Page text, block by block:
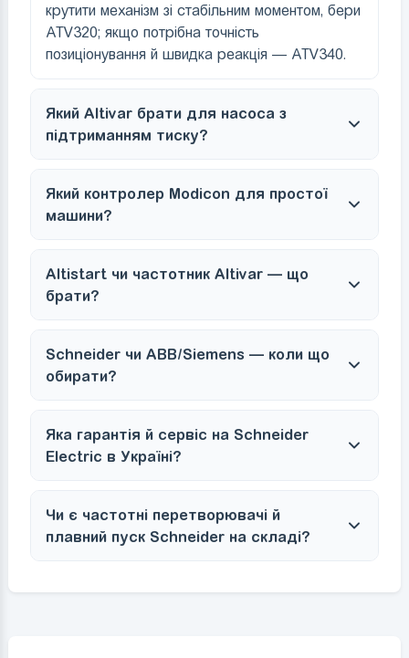
крутити механізм зі стабільним моментом, бери
ATV320; якщо потрібна точність
позиціонування й швидка реакція — ATV340.
Який Altivar брати для насоса з
підтриманням тиску?
Який контролер Modicon для простої
машини?
Altistart чи частотник Altivar — що
брати?
Schneider чи ABB/Siemens — коли що
обирати?
Яка гарантія й сервіс на Schneider
Electric в Україні?
Чи є частотні перетворювачі й
плавний пуск Schneider на складі?